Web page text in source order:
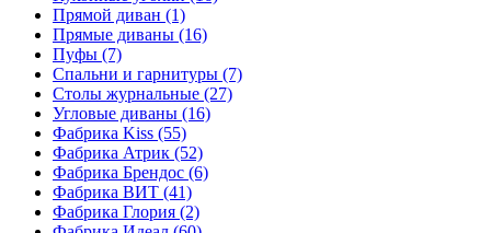
Прямой диван (1)
Прямые диваны (16)
Пуфы (7)
Спальни и гарнитуры (7)
Столы журнальные (27)
Угловые диваны (16)
Фабрика Kiss (55)
Фабрика Атрик (52)
Фабрика Брендос (6)
Фабрика ВИТ (41)
Фабрика Глория (2)